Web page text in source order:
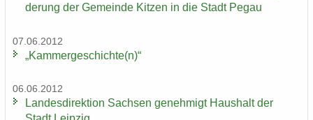
de­rung der Ge­mein­de Kit­zen in die Stadt Pegau
07.06.2012
„Kam­mer­ge­schich­te(n)“
06.06.2012
Lan­des­di­rek­ti­on Sach­sen ge­neh­migt Haus­halt der